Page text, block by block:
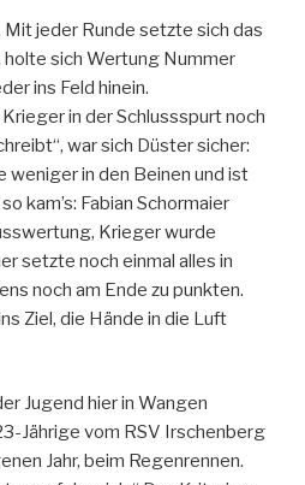
jeder Runde setzte sich das
sich Wertung Nummer
ins Feld hinein.
in der Schlussspurt noch
war sich Düster sicher:
weniger in den Beinen und ist
kam’s: Fabian Schormaier
Krieger wurde
setzte noch einmal alles in
noch am Ende zu punkten.
Ziel, die Hände in die Luft
Jugend hier in Wangen
Jährige vom RSV Irschenberg
Jahr, beim Regenrennen.